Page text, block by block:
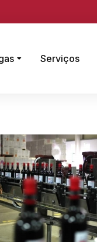
Serviços